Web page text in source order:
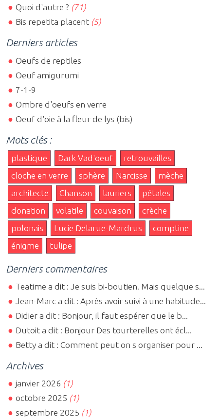
Quoi d'autre ? (71)
Bis repetita placent (5)
Derniers articles
Oeufs de reptiles
Oeuf amigurumi
7-1-9
Ombre d'oeufs en verre
Oeuf d'oie à la fleur de lys (bis)
Mots clés :
plastique Dark Vad'oeuf
retrouvailles
cloche en verre
sphère Narcisse
mèche
architecte
Chanson lauriers
pétales
donation
volatile couvaison
crèche
polonais
Lucie Delarue-Mardrus
comptine
énigme
tulipe
Derniers commentaires
Teatime a dit : Je suis bi-boutien. Mais quelque s...
Jean-Marc a dit : Après avoir suivi à une habitude...
Didier a dit : Bonjour, il faut espérer que le b...
Dutoit a dit : Bonjour Des tourterelles ont écl...
Betty a dit : Comment peut on s organiser pour ...
Archives
janvier 2026 (1)
octobre 2025 (1)
septembre 2025 (1)